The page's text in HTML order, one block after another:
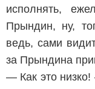
исполнять,
Прындин, ну,
ведь, сами
за Прындина
— Как это